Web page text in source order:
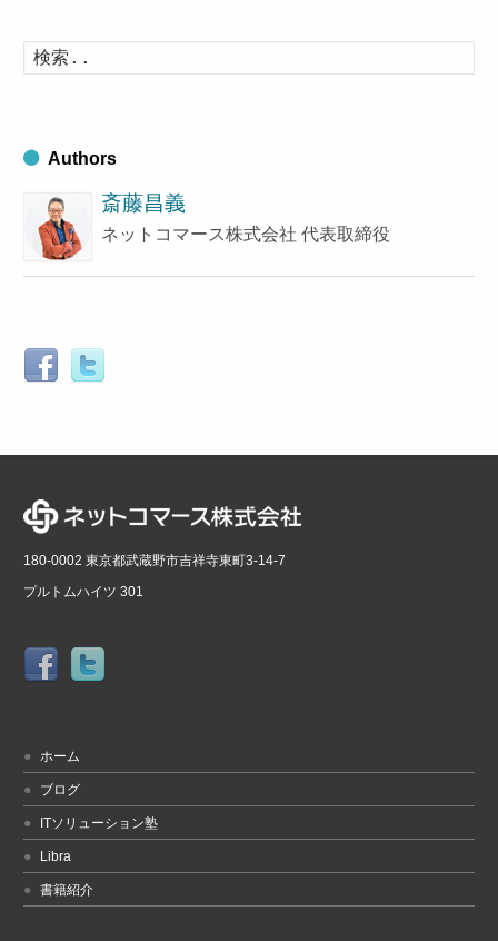
イ
ブ
索
Authors
斎藤昌義
ネットコマース株式会社 代表取締役
180-0002 東京都武蔵野市吉祥寺東町3-14-7
プルトムハイツ 301
ホーム
ブログ
ITソリューション塾
Libra
書籍紹介